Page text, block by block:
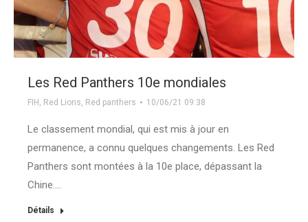
Les Red Panthers 10e mondiales
FIH , Red Lions, Red panthers 10/06/21 09:38
Le classement mondial, qui est mis à jour en
permanence, a connu quelques changements. Les Red
Panthers sont montées à la 10e place, dépassant la
Chine.…
Détails